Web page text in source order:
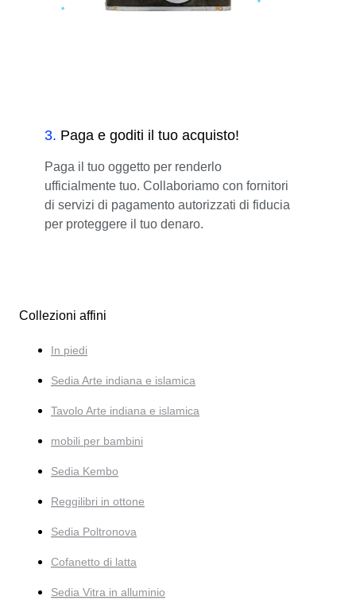
3. Paga e goditi il tuo acquisto!
Paga il tuo oggetto per renderlo
ufficialmente tuo. Collaboriamo con fornitori
di servizi di pagamento autorizzati di fiducia
per proteggere il tuo denaro.
Collezioni affini
In piedi
Sedia Arte indiana e islamica
Tavolo Arte indiana e islamica
mobili per bambini
Sedia Kembo
Reggilibri in ottone
Sedia Poltronova
Cofanetto di latta
Sedia Vitra in alluminio